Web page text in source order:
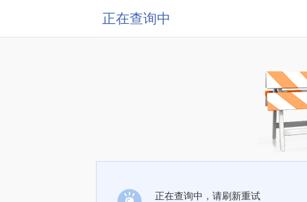
正在查询中
正在查询中，请刷新重试